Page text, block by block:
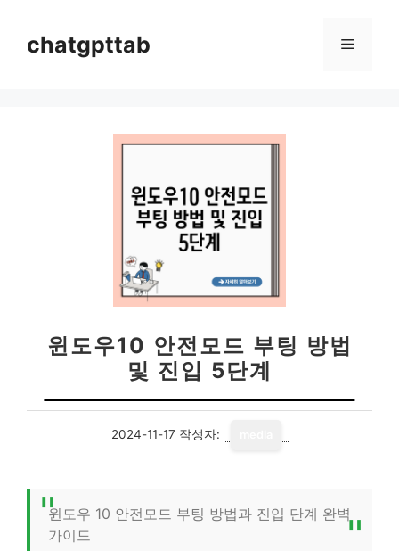
chatgpttab 메
윈도우10 안전모드 부팅 방법
및 진입 5단계
2024-11-17 작성자:
윈도우 10 안전모드 부팅 방법과 진입 단계 완벽
가이드